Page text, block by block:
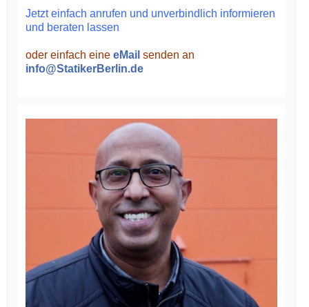
Jetzt einfach anrufen und unverbindlich informieren
und beraten lassen
oder einfach eine eMail senden an
info@StatikerBerlin.de